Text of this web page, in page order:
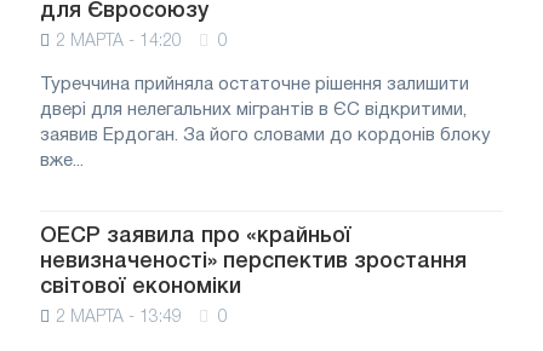
для Євросоюзу
2 МАРТА - 14:20 0
Туреччина прийняла остаточне рішення залишити
двері для нелегальних мігрантів в ЄС відкритими,
заявив Ердоган. За його словами до кордонів блоку
вже...
ОЕСР заявила про «крайньої
невизначеності» перспектив зростання
світової економіки
2 МАРТА - 13:49 0